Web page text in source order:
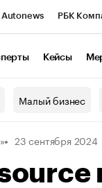
Autonews РБК
Кейсы
Малый бизнес
23 сентября 2024